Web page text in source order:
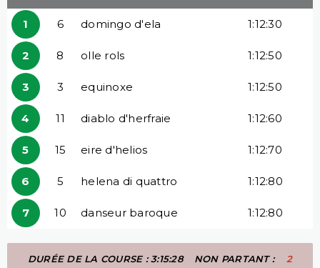
1 6 domingo d'ela 1:12:30
2 8 olle rols 1:12:50
3 3 equinoxe 1:12:50
4 11 diablo d'herfraie 1:12:60
5 15 eire d'helios 1:12:70
6 5 helena di quattro 1:12:80
7 10 danseur baroque 1:12:80
DURÉE DE LA COURSE : 3:15:28 NON PARTANT : 2